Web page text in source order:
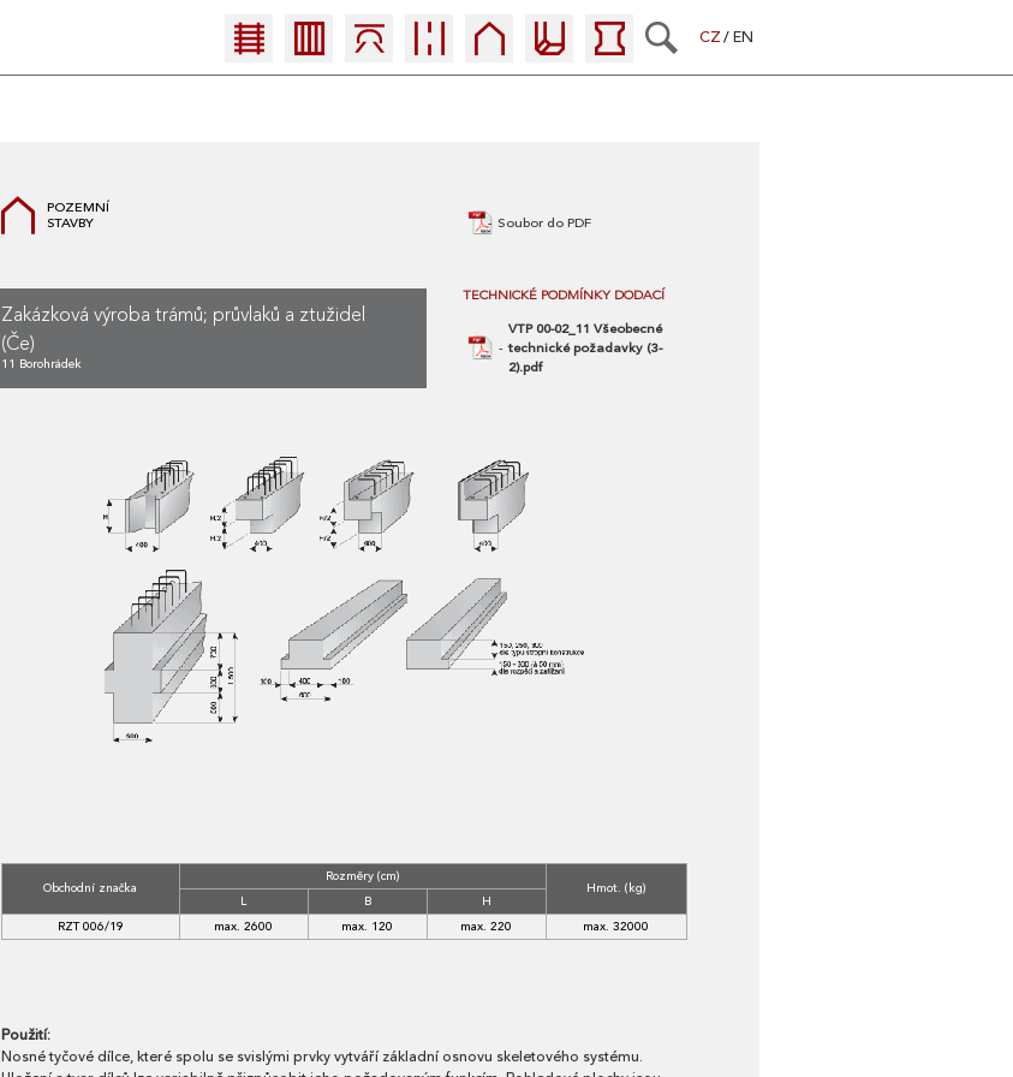
CZ EN
POZEMNÍ
STAVBY
Zakázková výroba trámů; průvlaků a ztužidel
(Če)
11 Borohrádek
Soubor do PDF
TECHNICKÉ PODMÍNKY DODACÍ
VTP 00-02_11 Všeobecné
technické požadavky (3-
2).pdf
Obchodní značka
Rozměry (cm)
Hmot. (kg)
L
B
H
RZT 006/19
max. 2600 max. 120 max. 220 max. 32000
Použití:
Nosné tyčové dílce, které spolu se svislými prvky vytváří základní osnovu skeletového systému.